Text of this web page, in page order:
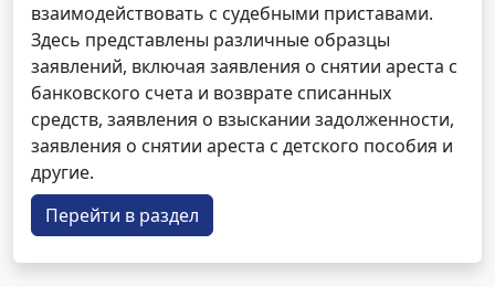
взаимодействовать с судебными приставами.
Здесь представлены различные образцы
заявлений, включая заявления о снятии ареста с
банковского счета и возврате списанных
средств, заявления о взыскании задолженности,
заявления о снятии ареста с детского пособия и
другие.
Перейти в раздел